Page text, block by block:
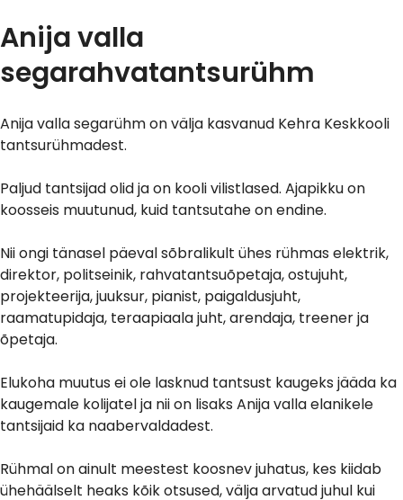
Anija valla
segarahvatantsurühm
Anija valla segarühm on välja kasvanud Kehra Keskkooli
tantsurühmadest.
Paljud tantsijad olid ja on kooli vilistlased. Ajapikku on
koosseis muutunud, kuid tantsutahe on endine.
Nii ongi tänasel päeval sõbralikult ühes rühmas elektrik,
direktor, politseinik, rahvatantsuõpetaja, ostujuht,
projekteerija, juuksur, pianist, paigaldusjuht,
raamatupidaja, teraapiaala juht, arendaja, treener ja
õpetaja.
Elukoha muutus ei ole lasknud tantsust kaugeks jääda ka
kaugemale kolijatel ja nii on lisaks Anija valla elanikele
tantsijaid ka naabervaldadest.
Rühmal on ainult meestest koosnev juhatus, kes kiidab
ühehäälselt heaks kõik otsused, välja arvatud juhul kui